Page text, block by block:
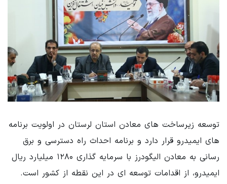
توسعه زیرساخت های معادن استان لرستان در اولویت برنامه
های ایمیدرو قرار دارد و برنامه احداث راه دسترسی و برق
رسانی به معادن الیگودرز با سرمایه گذاری ۱۲۸۰ میلیارد ریال
ایمیدرو، از اقدامات توسعه ای در این نقطه از کشور است.